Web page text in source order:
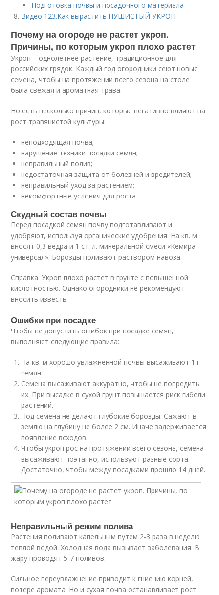
Подготовка почвы и посадочного материала
Видео 123.Как вырастить ПУШИСТЫЙ УКРОП
Почему на огороде не растет укроп.
Причины, по которым укроп плохо растет
Укроп – однолетнее растение, традиционное для
российских грядок. Каждый год огородники сеют новые
семена, чтобы на протяжении всего сезона на столе
была свежая и ароматная трава.
Но есть несколько причин, которые негативно влияют на
рост травянистой культуры:
неподходящая почва;
нарушение техники посадки семян;
неправильный полив;
недостаточная защита от болезней и вредителей;
неправильный уход за растением;
некомфортные условия для роста.
Скудный состав почвы
Перед посадкой семян почву подготавливают и
удобряют, используя органические удобрения. На кв. м
вносят 0,3 ведра и 1 ст. л. минеральной смеси «Кемира
универсал». Борозды поливают раствором навоза.
Справка. Укроп плохо растет в грунте с повышенной
кислотностью. Однако огородники не рекомендуют
вносить известь.
Ошибки при посадке
Чтобы не допустить ошибок при посадке семян,
выполняют следующие правила:
На кв. м хорошо увлажненной почвы высаживают 1 г
семян.
Семена высаживают аккуратно, чтобы не повредить
их. При высадке в сухой грунт повышается риск гибели
растений.
Под семена не делают глубокие борозды. Сажают в
землю на глубину не более 2 см. Иначе задерживается
появление всходов.
Чтобы укроп рос на протяжении всего сезона, семена
высаживают поэтапно, используют разные сорта.
Достаточно, чтобы между посадками прошло 14 дней.
Неправильный режим полива
Растения поливают капельным путем 2-3 раза в неделю
теплой водой. Холодная вода вызывает заболевания. В
жару проводят 5-7 поливов.
Сильное переувлажнение приводит к гниению корней,
потере аромата. Но и сухая почва останавливает рост